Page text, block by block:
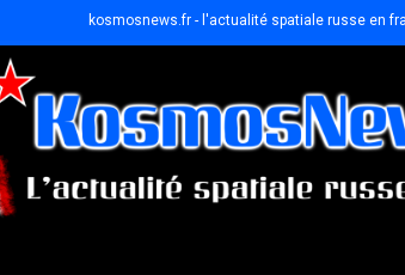
kosmosnews.fr - l'actualité spatiale russe en